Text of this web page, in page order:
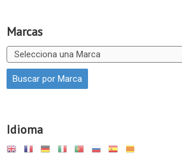
Marcas
Idioma